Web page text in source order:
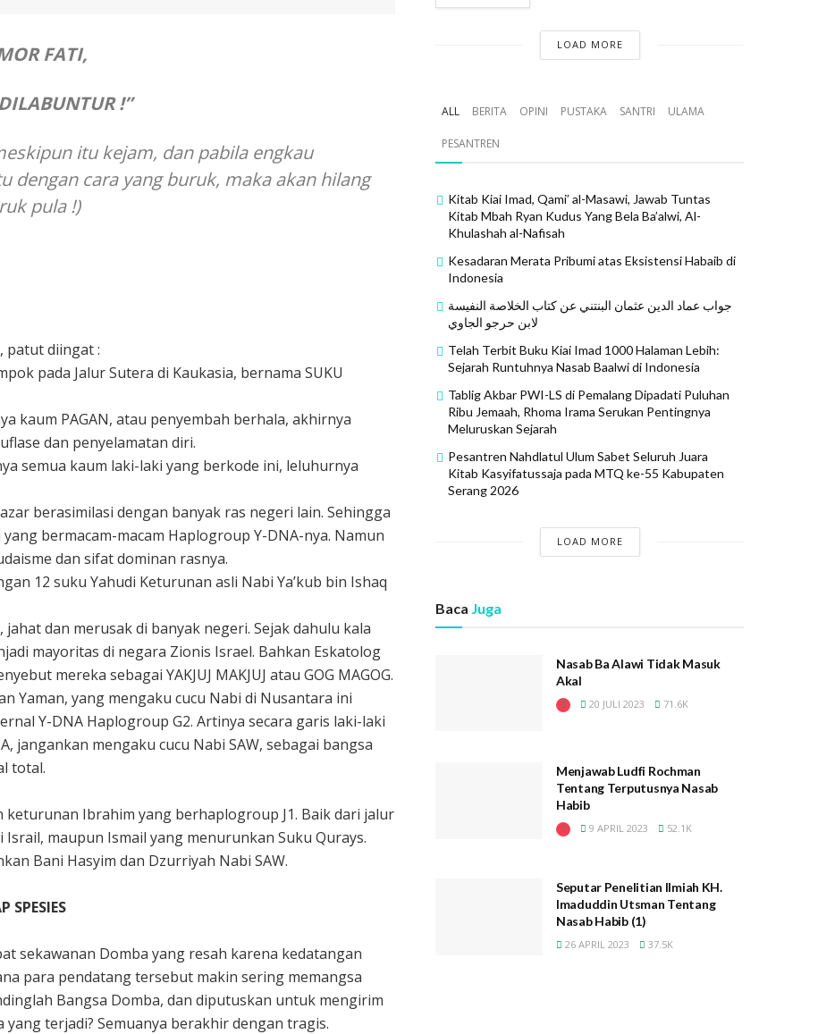
FATI,
!”
itu kejam, dan pabila engkau
dengan cara yang buruk, maka akan hilang
pula !)
patut diingat :
pada Jalur Sutera di Kaukasia, bernama SUKU
kaum PAGAN, atau penyembah berhala, akhirnya
dan penyelamatan diri.
semua kaum laki-laki yang berkode ini, leluhurnya
berasimilasi dengan banyak ras negeri lain. Sehingga
bermacam-macam Haplogroup Y-DNA-nya. Namun
dan sifat dominan rasnya.
12 suku Yahudi Keturunan asli Nabi Ya’kub bin Ishaq
jahat dan merusak di banyak negeri. Sejak dahulu kala
mayoritas di negara Zionis Israel. Bahkan Eskatolog
mereka sebagai YAKJUJ MAKJUJ atau GOG MAGOG.
Yaman, yang mengaku cucu Nabi di Nusantara ini
Y-DNA Haplogroup G2. Artinya secara garis laki-laki
jangankan mengaku cucu Nabi SAW, sebagai bangsa
total.
keturunan Ibrahim yang berhaplogroup J1. Baik dari jalur
maupun Ismail yang menurunkan Suku Qurays.
Bani Hasyim dan Dzurriyah Nabi SAW.
SPESIES
sekawanan Domba yang resah karena kedatangan
para pendatang tersebut makin sering memangsa
Bangsa Domba, dan diputuskan untuk mengirim
yang terjadi? Semuanya berakhir dengan tragis.
LOAD MORE
ALL BERITA OPINI PUSTAKA SANTRI ULAMA
PESANTREN
Kitab Kiai Imad, Qami’ al-Masawi, Jawab Tuntas
Kitab Mbah Ryan Kudus Yang Bela Ba’alwi, Al-
Khulashah al-Nafisah
Kesadaran Merata Pribumi atas Eksistensi Habaib di
Indonesia
جواب عماد الدين عثمان البنتني عن كتاب الخلاصة النفيسة
لابن حرجو الجاوي
Telah Terbit Buku Kiai Imad 1000 Halaman Lebih:
Sejarah Runtuhnya Nasab Baalwi di Indonesia
Tablig Akbar PWI-LS di Pemalang Dipadati Puluhan
Ribu Jemaah, Rhoma Irama Serukan Pentingnya
Meluruskan Sejarah
Pesantren Nahdlatul Ulum Sabet Seluruh Juara
Kitab Kasyifatussaja pada MTQ ke-55 Kabupaten
Serang 2026
LOAD MORE
Baca Juga
Nasab Ba Alawi Tidak Masuk
Akal
20 JULI 2023 71.6K
Menjawab Ludfi Rochman
Tentang Terputusnya Nasab
Habib
9 APRIL 2023 52.1K
Seputar Penelitian Ilmiah KH.
Imaduddin Utsman Tentang
Nasab Habib (1)
26 APRIL 2023 37.5K